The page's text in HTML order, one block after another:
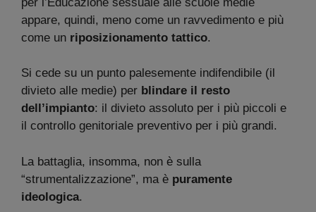
appare, quindi, meno come un ravvedimento e più
come un riposizionamento tattico.
Si cede su un punto palesemente indifendibile (il
divieto alle medie) per blindare il resto
dell’impianto: il divieto assoluto per i più piccoli e
il controllo genitoriale preventivo per i più grandi.
La battaglia, insomma, non è sulla
“strumentalizzazione”, ma è puramente
ideologica.